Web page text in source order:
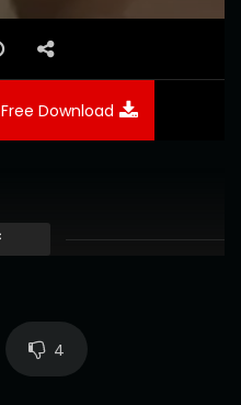
Free Download
4